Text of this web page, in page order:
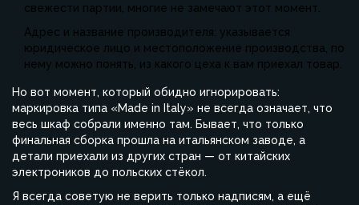
свежести партии, многие не замечают этот момент.
Адрес и название производителя: указывается
юридическое лицо и местоположение производства, по
нему можно понять, из какого цеха к вам приехал товар.
Но вот момент, который обидно игнорировать:
маркировка типа «Made in Italy» не всегда означает, что
весь шкаф собрали именно там. Бывает, что только
финальная сборка прошла на итальянском заводе, а
детали приехали из других стран — от китайских
электроников до польских стёкол.
Я всегда советую не верить только надписям, а ещё